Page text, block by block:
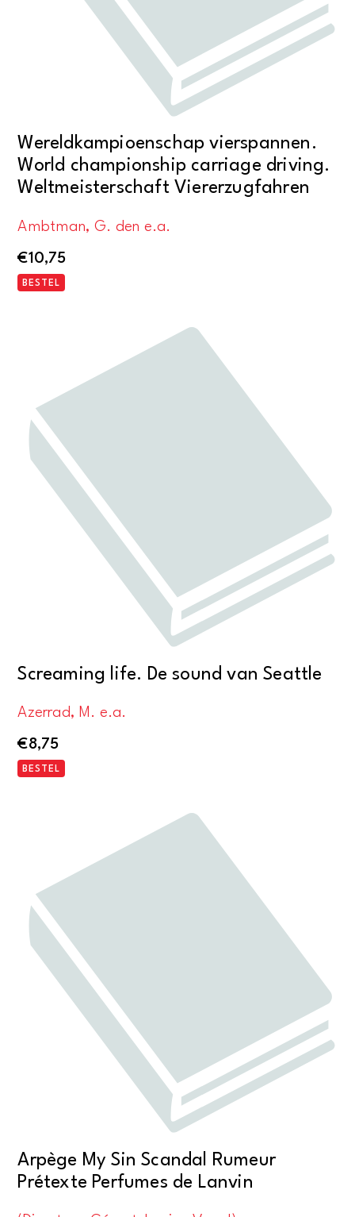
Wereldkampioenschap vierspannen.
World championship carriage driving.
Weltmeisterschaft Viererzugfahren
Ambtman, G. den e.a.
€10,75
BESTEL
Screaming life. De sound van Seattle
Azerrad, M. e.a.
€8,75
BESTEL
Arpège My Sin Scandal Rumeur
Prétexte Perfumes de Lanvin